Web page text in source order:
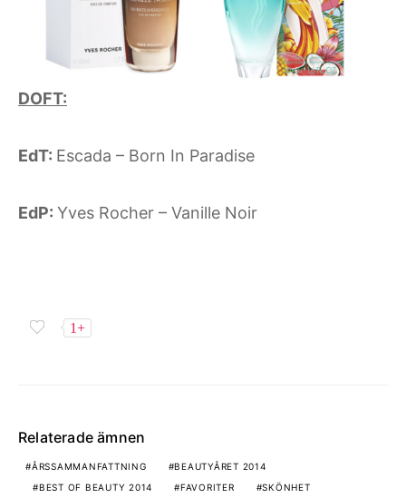
DOFT:
EdT: Escada – Born In Paradise
EdP: Yves Rocher – Vanille Noir
1+
Relaterade ämnen
ÅRSSAMMANFATTNING
BEAUTYÅRET 2014
BEST OF BEAUTY 2014
FAVORITER SKÖNHET